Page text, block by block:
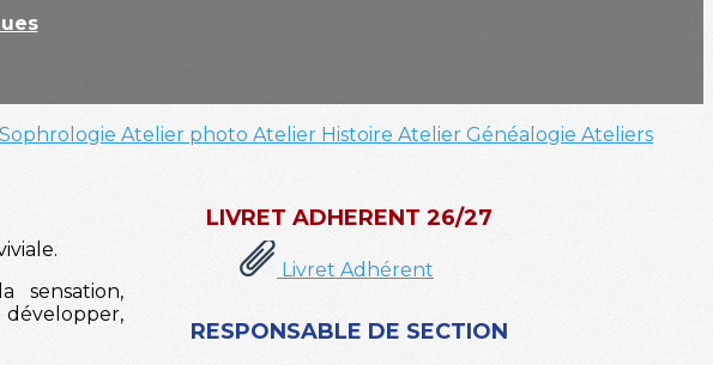
Sophrologie Atelier photo Atelier Histoire Atelier Généalogie Ateliers
sensation,
développer,
LIVRET ADHERENT 26/27
Livret Adhérent
RESPONSABLE DE SECTION